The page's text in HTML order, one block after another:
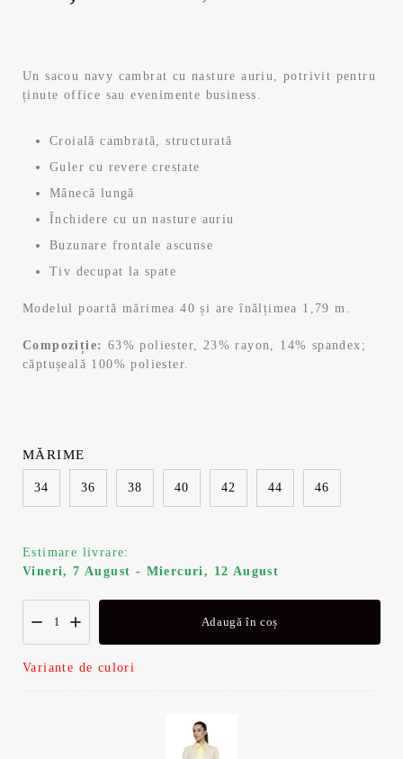
a
fost:
319,99 lei.
este:
255,99 lei.
Un sacou navy cambrat cu nasture auriu, potrivit pentru
ținute office sau evenimente business.
Croială cambrată, structurată
Guler cu revere crestate
Mânecă lungă
Închidere cu un nasture auriu
Buzunare frontale ascunse
Tiv decupat la spate
Modelul poartă mărimea 40 și are înălțimea 1,79 m.
Compoziție: 63% poliester, 23% rayon, 14% spandex;
căptușeală 100% poliester.
34 36 38 40 42 44 46
MĂRIME
Estimare livrare:
Vineri, 7 August - Miercuri, 12 August
Adaugă în coș
Variante de culori